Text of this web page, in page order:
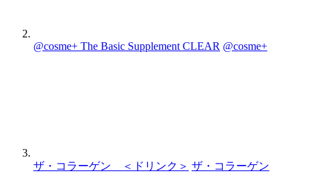
@cosme+ The Basic Supplement CLEAR @cosme+
ザ・コラーゲン ＜ドリンク＞ ザ・コラーゲン